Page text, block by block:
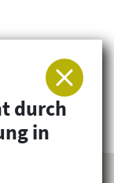
und
durch
in